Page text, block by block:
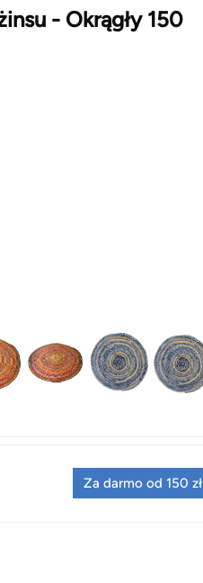
- Okrągły 150
Za darmo od 150 zł